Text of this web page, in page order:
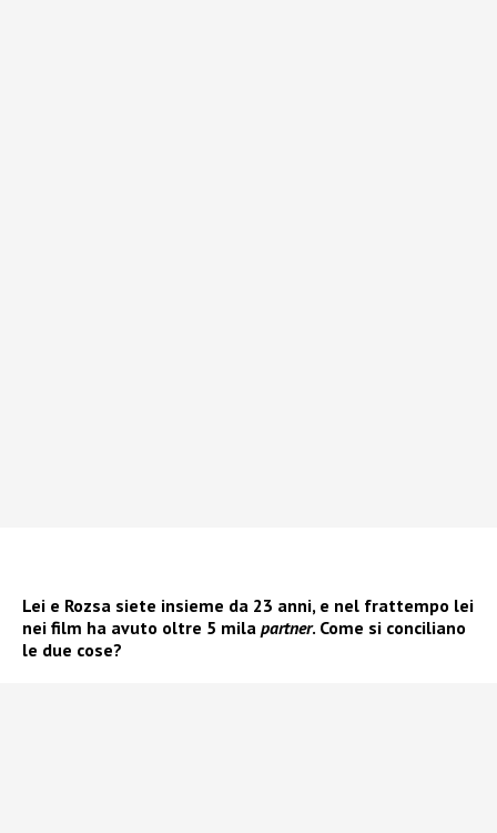
Lei e Rozsa siete insieme da 23 anni, e nel frattempo lei
nei film ha avuto oltre 5 mila partner. Come si conciliano
le due cose?